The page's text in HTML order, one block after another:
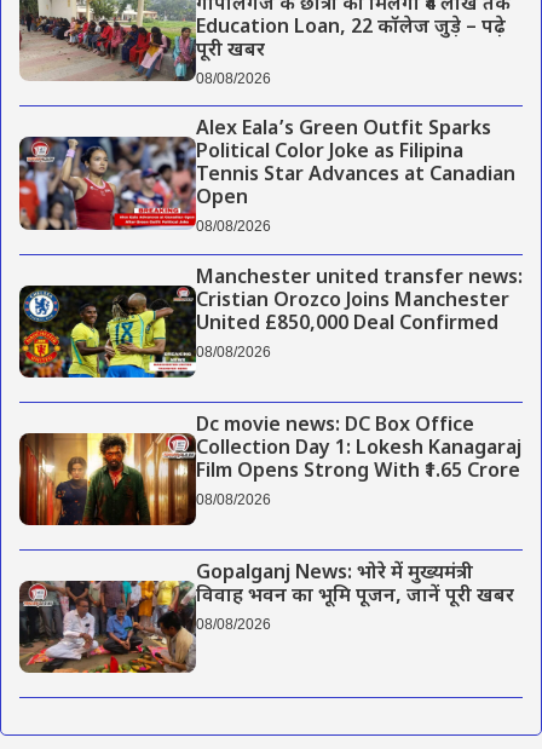
गोपालगंज के छात्रों को मिलेगा ₹4 लाख तक
Education Loan, 22 कॉलेज जुड़े – पढ़े
पूरी खबर
08/08/2026
Alex Eala’s Green Outfit Sparks
Political Color Joke as Filipina
Tennis Star Advances at Canadian
Open
08/08/2026
Manchester united transfer news:
Cristian Orozco Joins Manchester
United £850,000 Deal Confirmed
08/08/2026
Dc movie news: DC Box Office
Collection Day 1: Lokesh Kanagaraj
Film Opens Strong With ₹1.65 Crore
08/08/2026
Gopalganj News: भोरे में मुख्यमंत्री
विवाह भवन का भूमि पूजन, जानें पूरी खबर
08/08/2026